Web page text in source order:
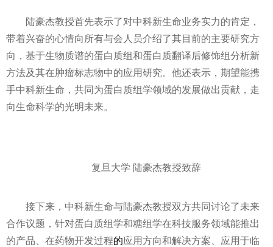
陆豪杰教授首先表示了对中科新生命业务实力的肯定，
带着兴奋的心情向所有与会人员介绍了其目前的主要研究方
向，基于生物质谱的蛋白质组和蛋白质翻译后修饰组分析新
方法及其在肿瘤标志物中的应用研究。他还表示，期望能携
手中科新生命，共同为蛋白质组学领域的发展做出贡献，走
向生命科学的光明未来。
复旦大学 陆豪杰教授致辞
接下来，中科新生命与陆豪杰教授双方共同讨论了未来
合作议题，针对蛋白质组学和糖组学在科技服务领域能推出
的产品、在药物开发过程的应用方向和解决方案、应用于临